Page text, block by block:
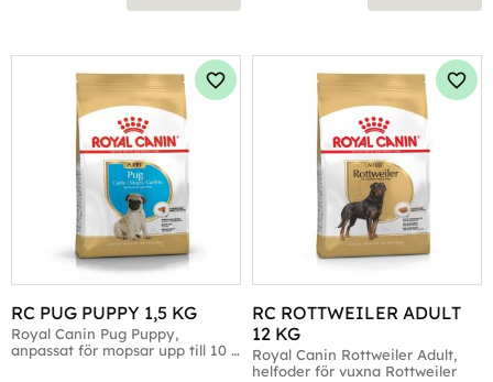
RC PUG PUPPY 1,5 KG
Royal Canin Pug Puppy,
anpassat för mopsar upp till 10
Lägg till i favoriter
RC ROTTWEILER ADULT
12 KG
Royal Canin Rottweiler Adult,
helfoder för vuxna Rottweiler